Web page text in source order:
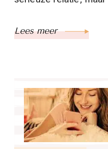
Lees meer